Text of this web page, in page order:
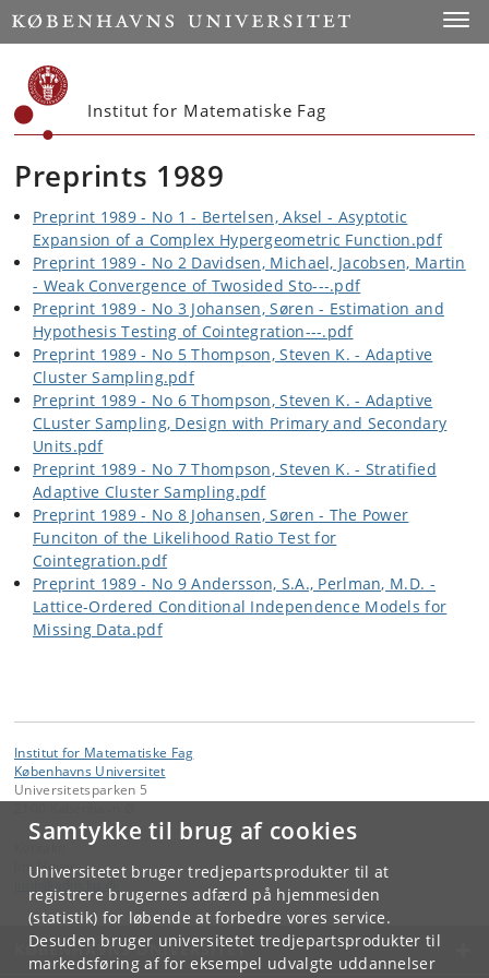
Samtykke til brug af cookies
Universitetet bruger tredjepartsprodukter til at
registrere brugernes adfærd på hjemmesiden
(statistik) for løbende at forbedre vores service.
Desuden bruger universitetet tredjepartsprodukter til
markedsføring af for eksempel udvalgte uddannelser
Start
Institut for Matematiske Fag
Preprints 1989
Preprint 1989 - No 1 - Bertelsen, Aksel - Asyptotic
Expansion of a Complex Hypergeometric Function.pdf
Preprint 1989 - No 2 Davidsen, Michael, Jacobsen, Martin
- Weak Convergence of Twosided Sto---.pdf
Preprint 1989 - No 3 Johansen, Søren - Estimation and
Hypothesis Testing of Cointegration---.pdf
Preprint 1989 - No 5 Thompson, Steven K. - Adaptive
Cluster Sampling.pdf
Preprint 1989 - No 6 Thompson, Steven K. - Adaptive
CLuster Sampling, Design with Primary and Secondary
Units.pdf
Preprint 1989 - No 7 Thompson, Steven K. - Stratified
Adaptive Cluster Sampling.pdf
Preprint 1989 - No 8 Johansen, Søren - The Power
Funciton of the Likelihood Ratio Test for
Cointegration.pdf
Preprint 1989 - No 9 Andersson, S.A., Perlman, M.D. -
Lattice-Ordered Conditional Independence Models for
Missing Data.pdf
Institut for Matematiske Fag
Københavns Universitet
Universitetsparken 5
Jim Høyer
KØBENHAVNS UNIVERSITET